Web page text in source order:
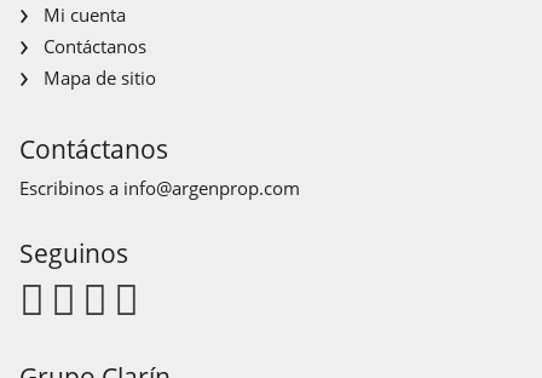
Mi cuenta
Contáctanos
Mapa de sitio
Contáctanos
Escribinos a info@argenprop.com
Seguinos